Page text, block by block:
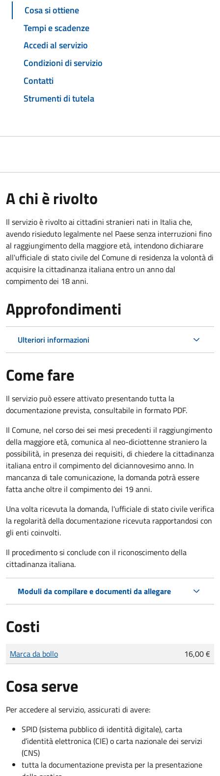
Cosa si ottiene
Tempi e scadenze
Accedi al servizio
Condizioni di servizio
Contatti
Strumenti di tutela
A chi è rivolto
Il servizio è rivolto ai cittadini stranieri nati in Italia che,
avendo risieduto legalmente nel Paese senza interruzioni fino
al raggiungimento della maggiore età, intendono dichiarare
all'ufficiale di stato civile del Comune di residenza la volontà di
acquisire la cittadinanza italiana entro un anno dal
compimento dei 18 anni.
Approfondimenti
Ulteriori informazioni
Come fare
Il servizio può essere attivato presentando tutta la
documentazione prevista, consultabile in formato PDF.
Il Comune, nel corso dei sei mesi precedenti il raggiungimento
della maggiore età, comunica al neo-diciottenne straniero la
possibilità, in presenza dei requisiti, di chiedere la cittadinanza
italiana entro il compimento del diciannovesimo anno. In
mancanza di tale comunicazione, la domanda potrà essere
fatta anche oltre il compimento dei 19 anni.
Una volta ricevuta la domanda, l'ufficiale di stato civile verifica
la regolarità della documentazione ricevuta rapportandosi con
gli enti coinvolti.
Il procedimento si conclude con il riconoscimento della
cittadinanza italiana.
Moduli da compilare e documenti da allegare
Costi
Tipo di pagamento
Importo
Marca da bollo 16,00 €
Cosa serve
Per accedere al servizio, assicurati di avere:
SPID (sistema pubblico di identità digitale), carta
d’identità elettronica (CIE) o carta nazionale dei servizi
(CNS)
tutta la documentazione prevista per la presentazione